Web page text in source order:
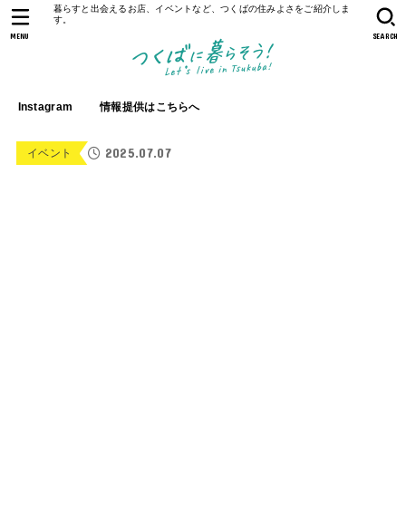
暮らすと出会えるお店、イベントなど、つくばの住みよさをご紹介しま
す。
Instagram 情報提供はこちらへ
SEARCH
MENU
イベント 2025.07.07